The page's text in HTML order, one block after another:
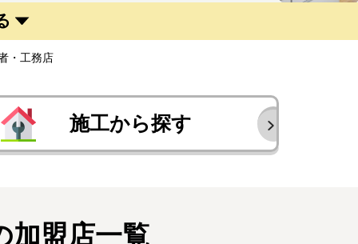
・工務店
施工から探す
加盟店一覧